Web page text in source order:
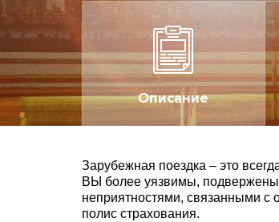
Описание
Зарубежная поездка – это
ВЫ более уязвимы,
неприятностями, связанными с
полис страхования.